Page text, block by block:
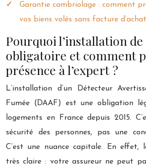
Garantie cambriolage : comment
vos biens volés sans facture
Pourquoi l’installation de
obligatoire et comment
présence à l’expert ?
L’installation d’un Détecteur
Fumée (DAAF) est une obligation
logements en France depuis 2015.
sécurité des personnes, pas une
C’est une nuance capitale. En effet,
très claire : votre assureur ne peut